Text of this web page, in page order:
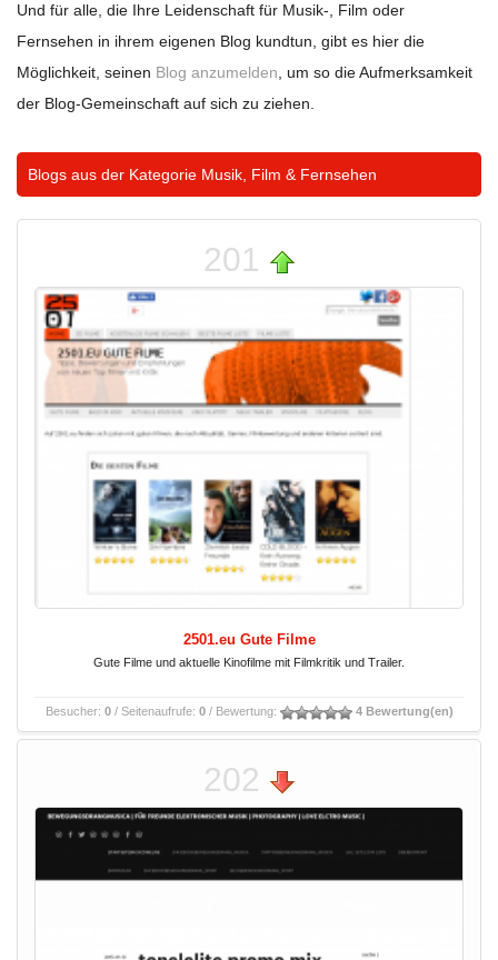
Und für alle, die Ihre Leidenschaft für Musik-, Film oder
Fernsehen in ihrem eigenen Blog kundtun, gibt es hier die
Möglichkeit, seinen Blog anzumelden , um so die Aufmerksamkeit
der Blog-Gemeinschaft auf sich zu ziehen.
Blogs aus der Kategorie Musik, Film & Fernsehen
201
2501.eu Gute Filme
Gute Filme und aktuelle Kinofilme mit Filmkritik und Trailer.
Besucher: 0/ Seitenaufrufe: 0/ Bewertung: 4 Bewertung(en)
202